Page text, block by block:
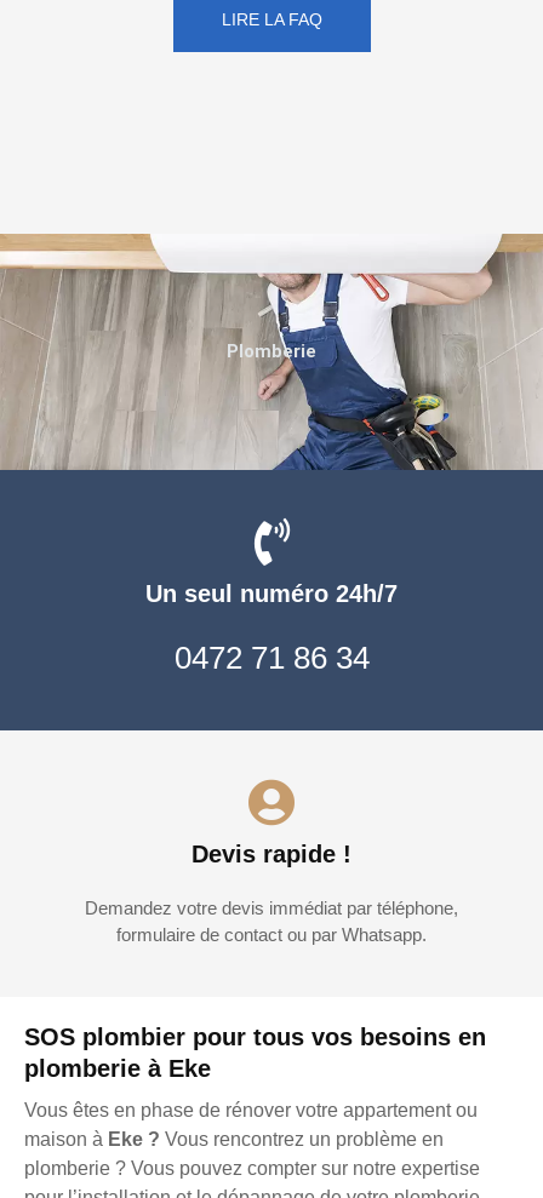
LIRE LA FAQ
SOS plombier pour tous vos besoins en
plomberie à Eke
Vous êtes en phase de rénover votre appartement ou
maison à Eke ? Vous rencontrez un problème en
plomberie ? Vous pouvez compter sur notre expertise
Un seul numéro 24h/7
0472 71 86 34
Devis rapide !
Demandez votre devis immédiat par téléphone,
formulaire de contact ou par Whatsapp.
Plomberie